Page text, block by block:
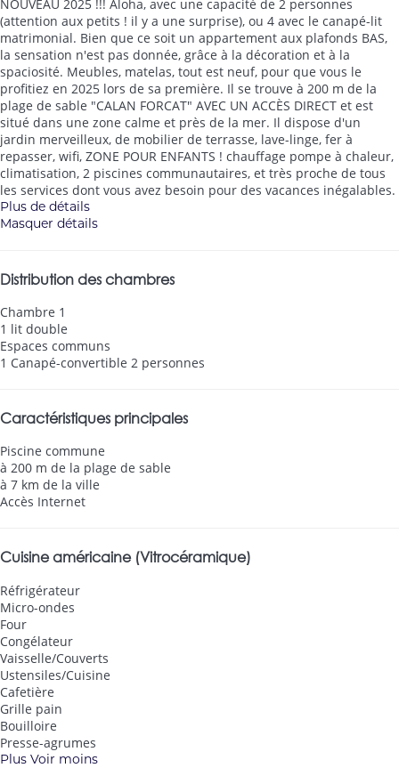
NOUVEAU 2025 !!! Aloha, avec une capacité de 2 personnes
(attention aux petits ! il y a une surprise), ou 4 avec le canapé-lit
matrimonial. Bien que ce soit un appartement aux plafonds BAS,
la sensation n'est pas donnée, grâce à la décoration et à la
spaciosité. Meubles, matelas, tout est neuf, pour que vous le
profitiez en 2025 lors de sa première. Il se trouve à 200 m de la
plage de sable "CALAN FORCAT" AVEC UN ACCÈS DIRECT et est
situé dans une zone calme et près de la mer. Il dispose d'un
jardin merveilleux, de mobilier de terrasse, lave-linge, fer à
repasser, wifi, ZONE POUR ENFANTS ! chauffage pompe à chaleur,
climatisation, 2 piscines communautaires, et très proche de tous
les services dont vous avez besoin pour des vacances inégalables.
Plus de détails
Masquer détails
Distribution des chambres
Chambre 1
1 lit double
Espaces communs
1 Canapé-convertible 2 personnes
Caractéristiques principales
Piscine commune
à 200 m de la plage de sable
à 7 km de la ville
Accès Internet
Cuisine américaine (Vitrocéramique)
Réfrigérateur
Micro-ondes
Four
Congélateur
Vaisselle/Couverts
Ustensiles/Cuisine
Cafetière
Grille pain
Bouilloire
Presse-agrumes
Plus Voir moins